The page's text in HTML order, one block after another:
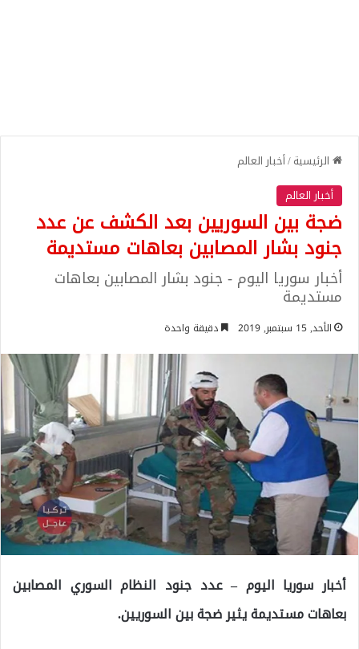
الرئيسية/أخبار العالم
أخبار العالم
ضجة بين السوريين بعد الكشف عن عدد
جنود بشار المصابين بعاهات مستديمة
أخبار سوريا اليوم - جنود بشار المصابين بعاهات
مستديمة
الأحد, 15 سبتمبر, 2019 دقيقة واحدة
أخبار سوريا اليوم – عدد جنود النظام السوري المصابين
بعاهات مستديمة يثير ضجة بين السوريين.